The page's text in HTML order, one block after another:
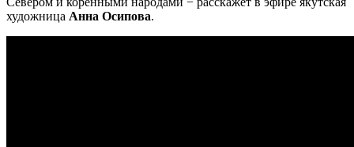
художница Анна Осипова.